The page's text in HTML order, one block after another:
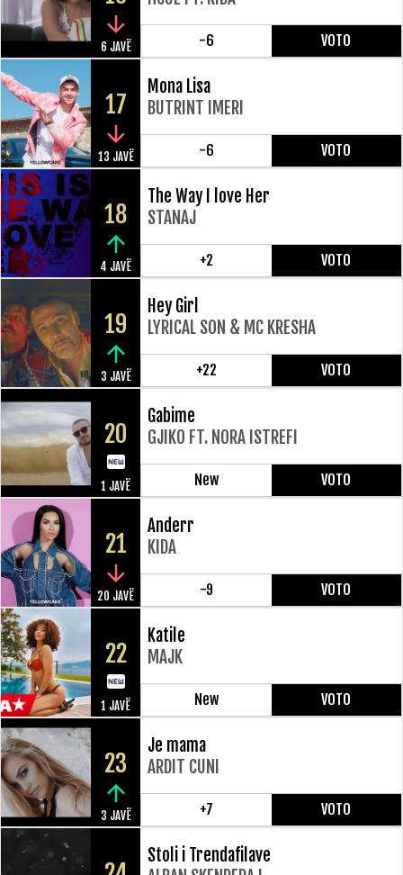
6 JAVË -6 VOTO
17
13 JAVË
Mona Lisa
BUTRINT IMERI
-6 VOTO
18
4 JAVË
The Way I love Her
STANAJ
+2 VOTO
19
3 JAVË
Hey Girl
LYRICAL SON & MC KRESHA
+22 VOTO
20
1 JAVË
Gabime
GJIKO FT. NORA ISTREFI
New VOTO
21
20 JAVË
Anderr
KIDA
-9 VOTO
22
1 JAVË
Katile
MAJK
New VOTO
23
3 JAVË
Je mama
ARDIT CUNI
+7 VOTO
Stoli i Trendafilave